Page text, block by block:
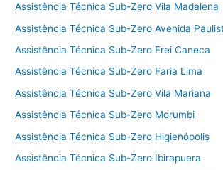
Assistência Técnica Sub-Zero Vila Madalena
Assistência Técnica Sub-Zero Avenida
Assistência Técnica Sub-Zero Frei Caneca
Assistência Técnica Sub-Zero Faria Lima
Assistência Técnica Sub-Zero Vila Mariana
Assistência Técnica Sub-Zero Morumbi
Assistência Técnica Sub-Zero Higienópolis
Assistência Técnica Sub-Zero Ibirapuera